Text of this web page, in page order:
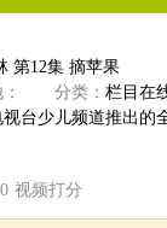
第12集 摘苹果
分类： 栏目在
台少儿频道推出的
视频打分